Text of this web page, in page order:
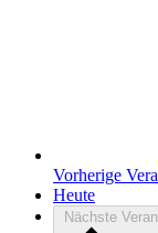
Vorherige
Heute
Nächste